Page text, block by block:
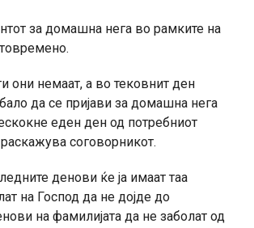
за домашна нега во рамките на
они немаат, а во тековнит ден
да се пријави за домашна нега
еден ден од потребниот
соговорникот.
денови ќе ја имаат таа
на Господ да не дојде до
на фамилијата да не заболат од